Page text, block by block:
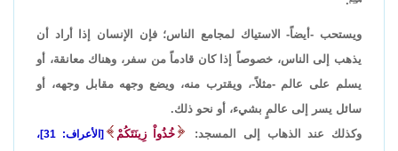
ويستحب -أيضاً- الاستياك لمجامع الناس؛ فإن الإنسان إذا أراد أن
يذهب إلى الناس، خصوصاً إذا كان قادماً من سفر، وهناك معانقة، أو
يسلم على عالم -مثلاً-، ويقترب منه، ويضع وجهه مقابل وجهه، أو
سائل يسر إلى عالمٍ بشيء، أو نحو ذلك.
وكذلك عند الذهاب إلى المسجد:
خُذُواْ زِينَتَكُمْ [الأعراف: 31]،